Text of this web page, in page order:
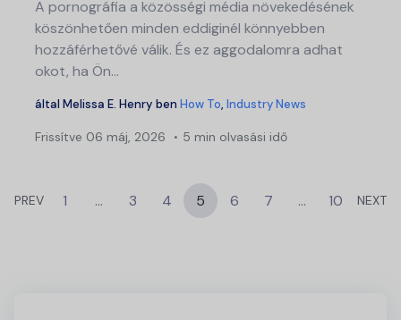
A pornográfia a közösségi média növekedésének
köszönhetően minden eddiginél könnyebben
hozzáférhetővé válik. És ez aggodalomra adhat
okot, ha Ön...
által Melissa E. Henry ben How To, Industry News
Frissítve 06 máj, 2026 5 min olvasási idő
PREV 1 … 3 4 5 6 7 … 10 NEXT